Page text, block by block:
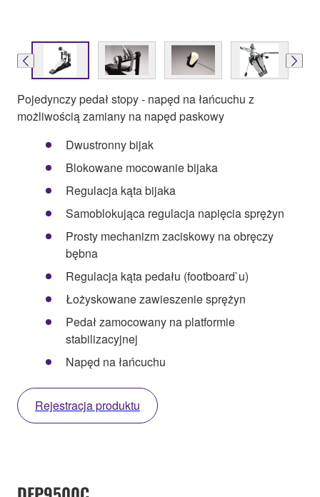
Pojedynczy pedał stopy - napęd na łańcuchu z
możliwością zamiany na napęd paskowy
Dwustronny bijak
Blokowane mocowanie bijaka
Regulacja kąta bijaka
Samoblokująca regulacja napięcia sprężyn
Prosty mechanizm zaciskowy na obręczy
bębna
Regulacja kąta pedału (footboard`u)
Łożyskowane zawieszenie sprężyn
Pedał zamocowany na platformie
stabilizacyjnej
Napęd na łańcuchu
Rejestracja produktu